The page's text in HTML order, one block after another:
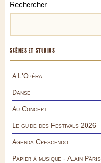
Rechercher
SCÈNES ET STUDIOS
A L'Opéra
Danse
Au Concert
Le guide des Festivals 2026
Agenda Crescendo
Papier à musique - Alain Pâris